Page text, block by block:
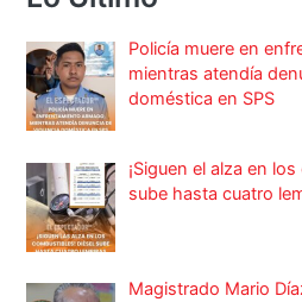
Policía muere en
mientras atendía
doméstica en SPS
¡Siguen el alza en
sube hasta cuatro
Magistrado Mario